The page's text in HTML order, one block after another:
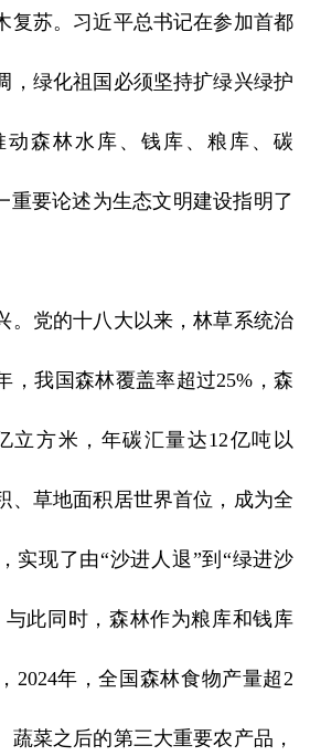
苏。习近平总书记在参加首都
，绿化祖国必须坚持扩绿兴绿护
动森林水库、钱库、粮库、碳
重要论述为生态文明建设指明了
党的十八大以来，林草系统治
，我国森林覆盖率超过25%，森
立方米，年碳汇量达12亿吨以
、草地面积居世界首位，成为全
实现了由“沙进人退”到“绿进沙
此同时，森林作为粮库和钱库
2024年，全国森林食物产量超2
蔬菜之后的第三大重要农产品，